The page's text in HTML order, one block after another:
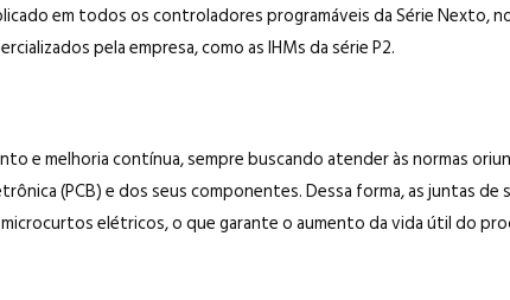
em todos os controladores programáveis da Série Nexto,
pela empresa, como as IHMs da série P2.
e melhoria contínua, sempre buscando atender às normas
(PCB) e dos seus componentes. Dessa forma, as juntas
elétricos, o que garante o aumento da vida útil do